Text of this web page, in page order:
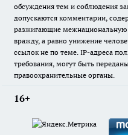
обсуждения тем и соблюдения
допускаются комментарии,
разжигающие межнациональную
вражду, а равно унижение
ссылок не по теме. IP-адреса
требования, могут быть
правоохранительные органы.
16+